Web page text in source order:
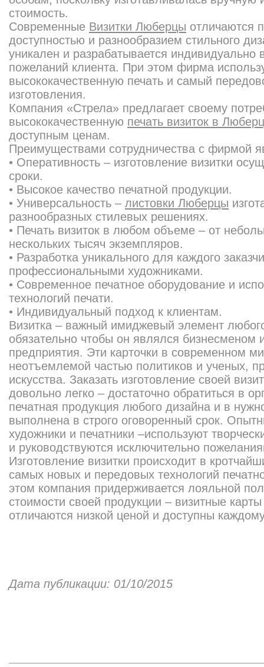
стоимость.
Современные Визитки Люберцы отличаются
доступностью и разнообразием стильного
уникален и разрабатывается индивидуально
пожеланий клиента. При этом фирма
высококачественную печать и самый
изготовления.
Компания «Стрела» предлагает своему
высококачественную печать визиток в
доступным ценам.
Преимуществами сотрудничества с фирмой
• Оперативность – изготовление визитки
сроки.
• Высокое качество печатной продукции.
• Универсальность – листовки Люберцы
разнообразных стилевых решениях.
• Печать визиток в любом объеме – от
нескольких тысяч экземпляров.
• Разработка уникального для каждого
профессиональными художниками.
• Современное печатное оборудование и
технологий печати.
• Индивидуальный подход к клиентам.
Визитка – важный имиджевый элемент
обязательно чтобы он являлся бизнесменом
предприятия. Эти карточки в современном
неотъемлемой частью политиков и ученых,
искусства. Заказать изготовление своей
довольно легко – достаточно обратиться в
печатная продукция любого дизайна и в
выполнена в строго оговоренный срок.
художники и печатники –используют
и руководствуются исключительно
Изготовление визитки происходит в
самых новых и передовых технологий
этом компания придерживается лояльной
стоимости своей продукции – визитные
отличаются низкой ценой и доступны
Дата публикации: 01/10/2015